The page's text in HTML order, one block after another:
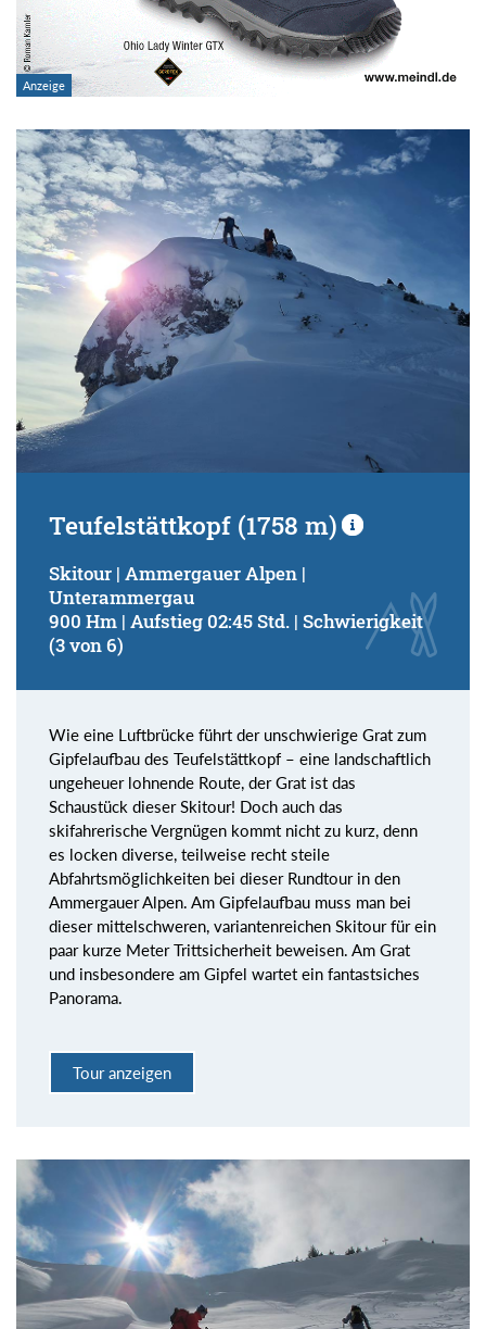
Teufelstättkopf (1758 m)
Skitour | Ammergauer Alpen |
Unterammergau
900 Hm | Aufstieg 02:45 Std. | Schwierigkeit
(3 von 6)
Wie eine Luftbrücke führt der unschwierige Grat zum
Gipfelaufbau des Teufelstättkopf – eine landschaftlich
ungeheuer lohnende Route, der Grat ist das
Schaustück dieser Skitour! Doch auch das
skifahrerische Vergnügen kommt nicht zu kurz, denn
es locken diverse, teilweise recht steile
Abfahrtsmöglichkeiten bei dieser Rundtour in den
Ammergauer Alpen. Am Gipfelaufbau muss man bei
dieser mittelschweren, variantenreichen Skitour für ein
paar kurze Meter Trittsicherheit beweisen. Am Grat
und insbesondere am Gipfel wartet ein fantastsiches
Panorama.
Tour anzeigen